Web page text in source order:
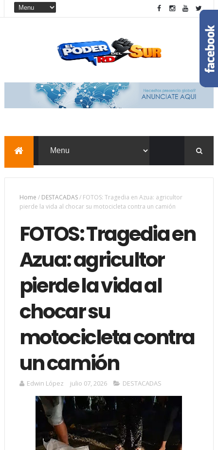
Home / DESTACADAS/ FOTOS: Tragedia en Azua: agricultor
pierde la vida al chocar su motocicleta contra un camión
FOTOS: Tragedia en
Azua: agricultor
pierde la vida al
chocar su
motocicleta contra
un camión
Edwin López julio 07, 2026 DESTACADAS